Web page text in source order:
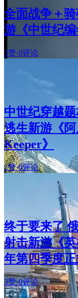
全面战争＋
游《中世纪
3赞·0评论
中世纪穿越
逃生新游《
Keeper》
1赞·0评论
终于要来了
射击新游《
年第四季度
3赞·0评论